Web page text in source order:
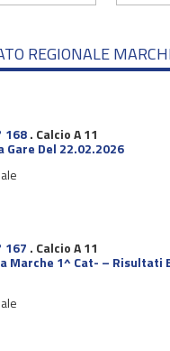
REGIONALE
168. Calcio A 11
Del 22.02.2026
167 . Calcio A 11
Marche 1^ Cat- –